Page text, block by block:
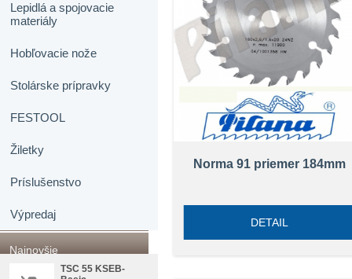
Lepidlá a spojovacie
materiály
Hobľovacie nože
Stolárske prípravky
FESTOOL
Žiletky
Príslušenstvo
Výpredaj
Najnovšie
TSC 55 KSEB-
Norma 91 priemer 184mm
DETAIL